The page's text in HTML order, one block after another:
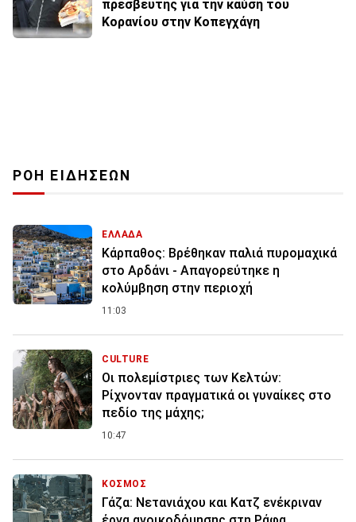
πρεσβευτής για την καύση του
Κορανίου στην Κοπεγχάγη
ΡΟΗ ΕΙΔΗΣΕΩΝ
ΕΛΛΑΔΑ
Κάρπαθος: Βρέθηκαν παλιά πυρομαχικά
στο Αρδάνι - Απαγορεύτηκε η
κολύμβηση στην περιοχή
11:03
CULTURE
Οι πολεμίστριες των Κελτών:
Ρίχνονταν πραγματικά οι γυναίκες στο
πεδίο της μάχης;
10:47
ΚΟΣΜΟΣ
Γάζα: Νετανιάχου και Κατζ ενέκριναν